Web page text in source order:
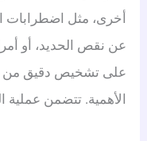
أخرى، مثل اضطرابات
عن نقص الحديد، أو
على تشخيص دقيق من
الأهمية.تتضمن عملية